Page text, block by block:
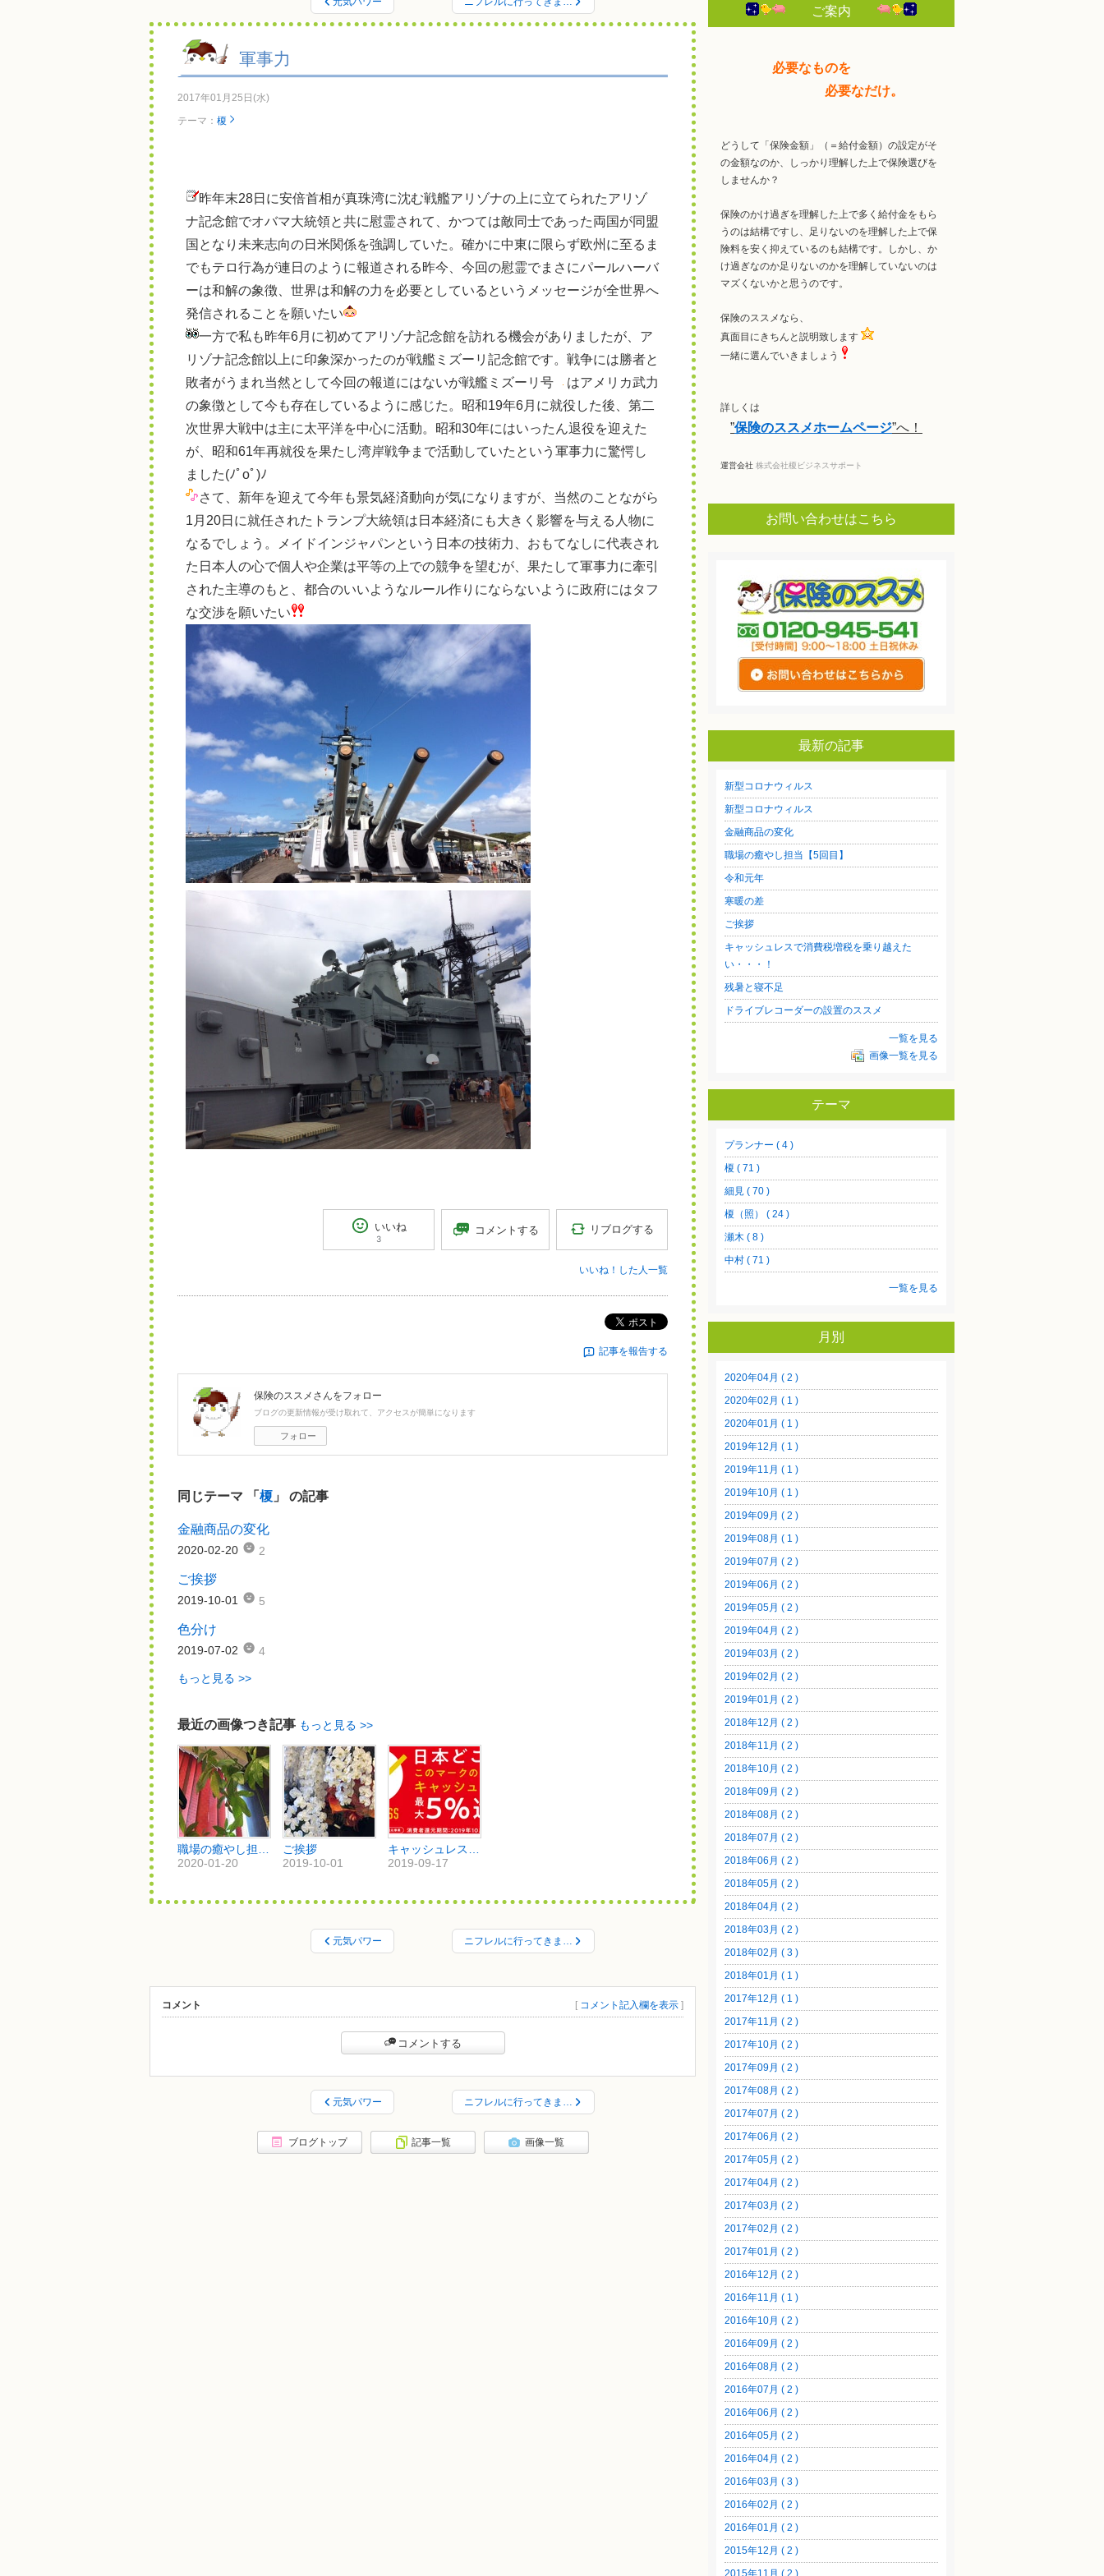
軍事力
2017年01月25日(水)
テーマ： 榎
昨年末28日に安倍首相が真珠湾に沈む戦艦アリゾナの上に立てられたアリゾ
ナ記念館でオバマ大統領と共に慰霊されて、かつては敵同士であった両国が同盟
国となり未来志向の日米関係を強調していた。確かに中東に限らず欧州に至るま
でもテロ行為が連日のように報道される昨今、今回の慰霊でまさにパールハーバ
ーは和解の象徴、世界は和解の力を必要としているというメッセージが全世界へ
発信されることを願いたい
一方で私も昨年6月に初めてアリゾナ記念館を訪れる機会がありましたが、ア
リゾナ記念館以上に印象深かったのが戦艦ミズーリ記念館です。戦争には勝者と
敗者がうまれ当然として今回の報道にはないが戦艦ミズーリ号
はアメリカ武力
の象徴として今も存在しているように感じた。昭和19年6月に就役した後、第二
次世界大戦中は主に太平洋を中心に活動。昭和30年にはいったん退役を迎えた
が、昭和61年再就役を果たし湾岸戦争まで活動していたという軍事力に驚愕し
ました(ﾉﾟοﾟ)ﾉ
さて、新年を迎えて今年も景気経済動向が気になりますが、当然のことながら
1月20日に就任されたトランプ大統領は日本経済にも大きく影響を与える人物に
なるでしょう。メイドインジャパンという日本の技術力、おもてなしに代表され
た日本人の心で個人や企業は平等の上での競争を望むが、果たして軍事力に牽引
された主導のもと、都合のいいようなルール作りにならないように政府にはタフ
な交渉を願いたい
いいね
3
コメントする リブログする
いいね！した人一覧
ポスト
記事を報告する
保険のススメ さんをフォロー
ブログの更新情報が受け取れて、アクセスが簡単になります
フォロー
同じテーマ 「 榎 」 の記事
金融商品の変化
2020-02-20 2
ご挨拶
2019-10-01 5
色分け
2019-07-02 4
もっと見る >>
最近の画像つき記事 もっと見る >>
2020-01-20
ご挨拶
2019-10-01
2019-09-17
元気パワー ニフレルに行ってきま…
[ コメント記入欄を表示 ]
コメント
コメントする
元気パワー ニフレルに行ってきま…
ブログトップ 記事一覧 画像一覧
ご案内
必要なものを
必要なだけ。
どうして「保険金額」（＝給付金額）の設定がそ
の金額なのか、しっかり理解した上で保険選びを
しませんか？
保険のかけ過ぎを理解した上で多く給付金をもら
うのは結構ですし、足りないのを理解した上で保
険料を安く抑えているのも結構です。しかし、か
け過ぎなのか足りないのかを理解していないのは
マズくないかと思うのです。
保険のススメなら、
真面目にきちんと説明致します
一緒に選んでいきましょう
詳しくは
”保険のススメホームページ”へ！
運営会社 株式会社榎ビジネスサポート
お問い合わせはこちら
最新の記事
新型コロナウィルス
新型コロナウィルス
金融商品の変化
職場の癒やし担当【5回目】
令和元年
寒暖の差
ご挨拶
キャッシュレスで消費税増税を乗り越えた
い・・・！
残暑と寝不足
ドライブレコーダーの設置のススメ
一覧を見る
画像一覧を見る
テーマ
プランナー ( 4 )
榎 ( 71 )
細見 ( 70 )
榎（照） ( 24 )
瀬木 ( 8 )
中村 ( 71 )
一覧を見る
月別
2020年04月 ( 2 )
2020年02月 ( 1 )
2020年01月 ( 1 )
2019年12月 ( 1 )
2019年11月 ( 1 )
2019年10月 ( 1 )
2019年09月 ( 2 )
2019年08月 ( 1 )
2019年07月 ( 2 )
2019年06月 ( 2 )
2019年05月 ( 2 )
2019年04月 ( 2 )
2019年03月 ( 2 )
2019年02月 ( 2 )
2019年01月 ( 2 )
2018年12月 ( 2 )
2018年11月 ( 2 )
2018年10月 ( 2 )
2018年09月 ( 2 )
2018年08月 ( 2 )
2018年07月 ( 2 )
2018年06月 ( 2 )
2018年05月 ( 2 )
2018年04月 ( 2 )
2018年03月 ( 2 )
2018年02月 ( 3 )
2018年01月 ( 1 )
2017年12月 ( 1 )
2017年11月 ( 2 )
2017年10月 ( 2 )
2017年09月 ( 2 )
2017年08月 ( 2 )
2017年07月 ( 2 )
2017年06月 ( 2 )
2017年05月 ( 2 )
2017年04月 ( 2 )
2017年03月 ( 2 )
2017年02月 ( 2 )
2017年01月 ( 2 )
2016年12月 ( 2 )
2016年11月 ( 1 )
2016年10月 ( 2 )
2016年09月 ( 2 )
2016年08月 ( 2 )
2016年07月 ( 2 )
2016年06月 ( 2 )
2016年05月 ( 2 )
2016年04月 ( 2 )
2016年03月 ( 3 )
2016年02月 ( 2 )
2016年01月 ( 2 )
2015年12月 ( 2 )
2015年11月 ( 2 )